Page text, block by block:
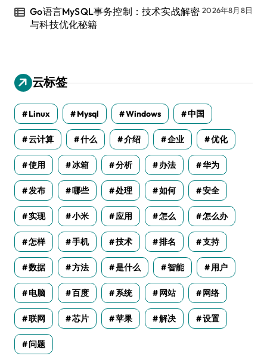
Go语言MySQL事务控制：技术实战解密
与科技优化秘籍
2026年8月8日
云标签
Linux Mysql Windows 中国
云计算 什么 介绍 企业 优化
使用 冰箱 分析 办法 华为
发布 哪些 处理 如何 安全
实现 小米 应用 怎么 怎么办
怎样 手机 技术 排名 支持
数据 方法 是什么 智能 用户
电脑 百度 系统 网站 网络
联网 芯片 苹果 解决 设置
问题